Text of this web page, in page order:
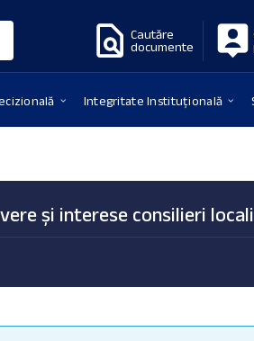
Cautăre
documente
Integritate Instituțională
și interese consilieri